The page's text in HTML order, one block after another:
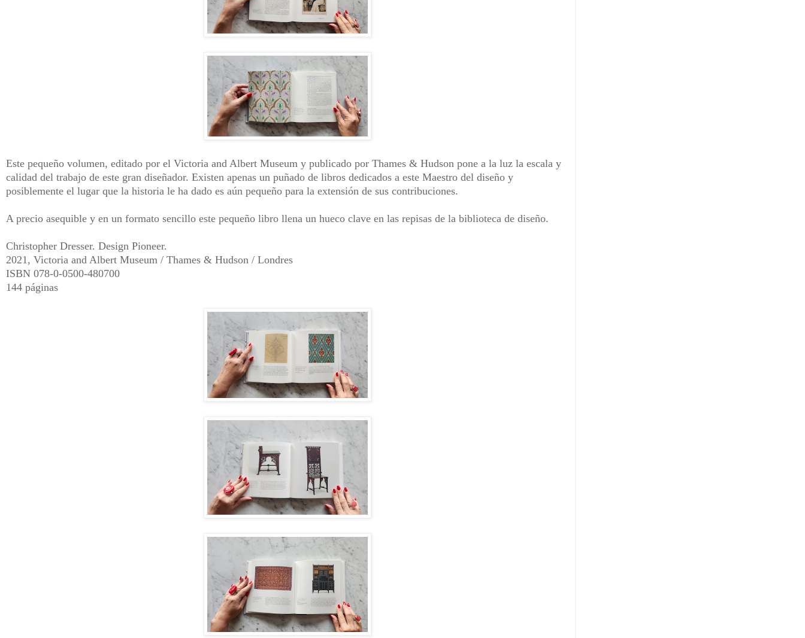
Este pequeño volumen, editado por el Victoria and Albert Museum y publicado por Thames & Hudson pone a la luz la escala y
calidad del trabajo de este gran diseñador. Existen apenas un puñado de libros dedicados a este Maestro del diseño y
posiblemente el lugar que la historia le ha dado es aún pequeño para la extensión de sus contribuciones.
A precio asequible y en un formato sencillo este pequeño libro llena un hueco clave en las repisas de la biblioteca de diseño.
Christopher Dresser. Design Pioneer.
2021, Victoria and Albert Museum / Thames & Hudson / Londres
ISBN 078-0-0500-480700
144 páginas